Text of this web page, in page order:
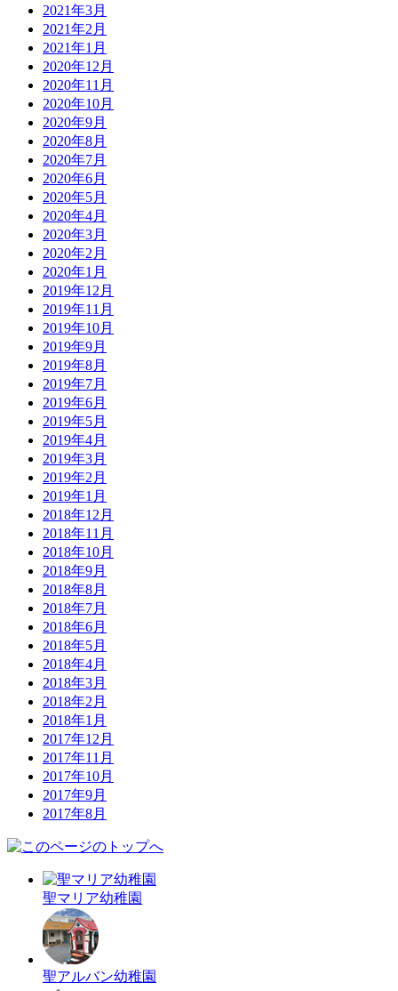
2021年3月
2021年2月
2021年1月
2020年12月
2020年11月
2020年10月
2020年9月
2020年8月
2020年7月
2020年6月
2020年5月
2020年4月
2020年3月
2020年2月
2020年1月
2019年12月
2019年11月
2019年10月
2019年9月
2019年8月
2019年7月
2019年6月
2019年5月
2019年4月
2019年3月
2019年2月
2019年1月
2018年12月
2018年11月
2018年10月
2018年9月
2018年8月
2018年7月
2018年6月
2018年5月
2018年4月
2018年3月
2018年2月
2018年1月
2017年12月
2017年11月
2017年10月
2017年9月
2017年8月
聖マリア幼稚園
聖アルバン幼稚園